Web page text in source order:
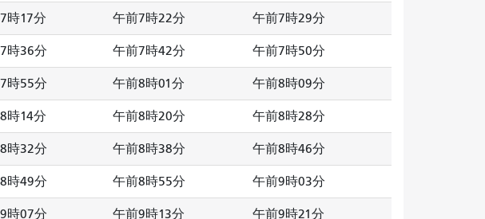
時17分 午前7時22分 午前7時29分
時36分 午前7時42分 午前7時50分
時55分 午前8時01分 午前8時09分
時14分 午前8時20分 午前8時28分
時32分 午前8時38分 午前8時46分
時49分 午前8時55分 午前9時03分
時07分 午前9時13分 午前9時21分